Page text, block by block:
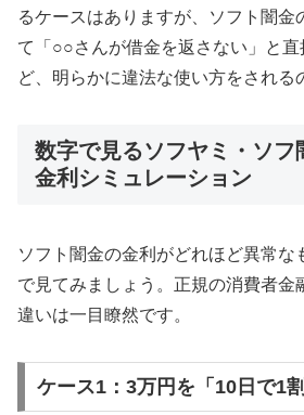
るケースはありますが、ソフト闇金
て「○○さんが借金を返さない」と
ど、明らかに違法な使い方をされる
数字で見るソフヤミ・ソフ
金利シミュレーション
ソフト闇金の金利がどれほど異常な
で見てみましょう。正規の消費者金
違いは一目瞭然です。
ケース1：3万円を「10日で1